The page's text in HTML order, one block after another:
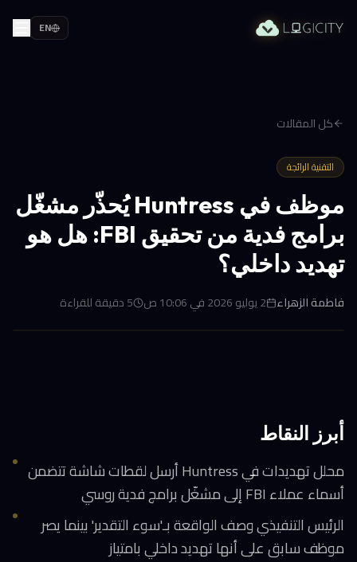
EN
كل المقالات
التقنية الرائجة
موظف في Huntress يُحذّر مشغّل
برامج فدية من تحقيق FBI: هل هو
تهديد داخلي؟
فاطمة الزهراء 2 يوليو 2026 في 10:06 ص 5دقيقة للقراءة
أبرز النقاط
محلل تهديدات في Huntress أرسل لقطات شاشة تتضمن
أسماء عملاء FBI إلى مشغّل برامج فدية روسي
الرئيس التنفيذي وصف الواقعة بـ'سوء التقدير' بينما يصر
موظف سابق على أنها تهديد داخلي بامتياز